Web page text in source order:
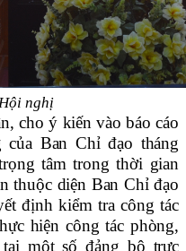
nghị
cho ý kiến vàobáo cáo
Ban Chỉ đạo tháng
tâm trong thời gian
thuộc diện Ban Chỉ đạo
định kiểm tra công tác
hiện công tác phòng,
một số đảng bộ trực